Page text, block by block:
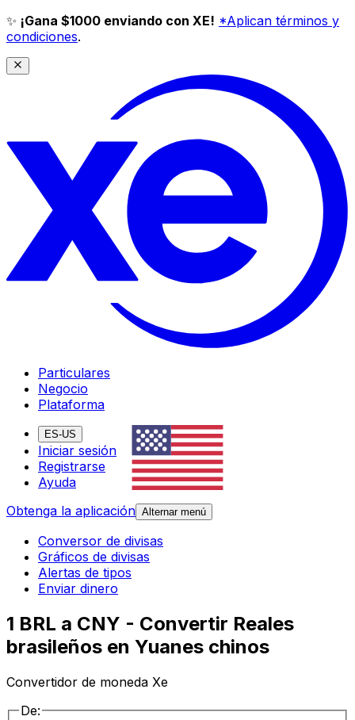
✨ ¡Gana $1000 enviando con XE! *Aplican términos y
condiciones.
Particulares
Negocio
Plataforma
ES-US
Iniciar sesión
Registrarse
Ayuda
Obtenga la aplicación Alternar menú
Conversor de divisas
Gráficos de divisas
Alertas de tipos
Enviar dinero
1 BRL a CNY - Convertir Reales
brasileños en Yuanes chinos
Convertidor de moneda Xe
De: